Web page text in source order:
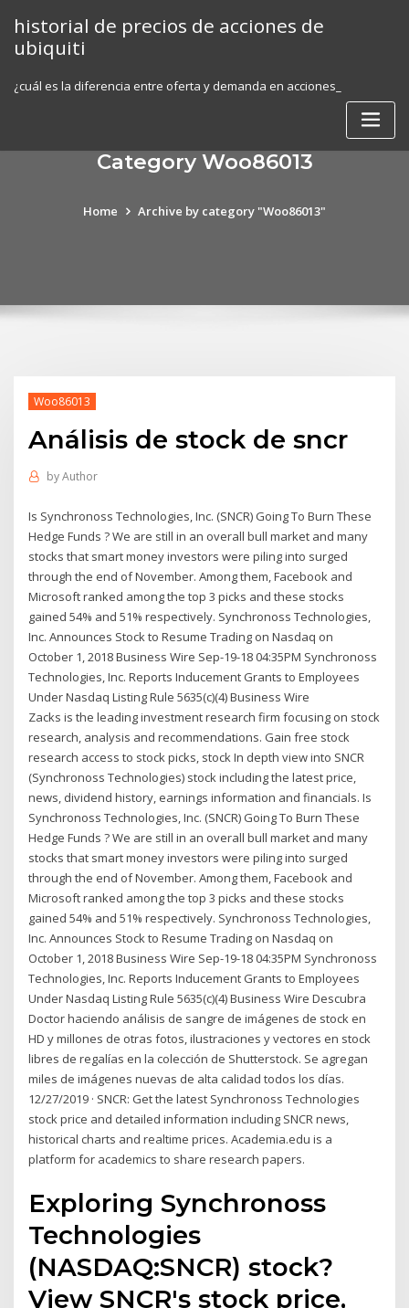
content
historial de precios de acciones de
ubiquiti
¿cuál es la diferencia entre oferta y demanda en acciones_
Category Woo86013
Home Archive by category "Woo86013"
Woo86013
Análisis de stock de sncr
byAuthor
Is Synchronoss Technologies, Inc. (SNCR) Going To Burn These
Hedge Funds ? We are still in an overall bull market and many
stocks that smart money investors were piling into surged
through the end of November. Among them, Facebook and
Microsoft ranked among the top 3 picks and these stocks
gained 54% and 51% respectively. Synchronoss Technologies,
Inc. Announces Stock to Resume Trading on Nasdaq on
October 1, 2018 Business Wire Sep-19-18 04:35PM Synchronoss
Technologies, Inc. Reports Inducement Grants to Employees
Under Nasdaq Listing Rule 5635(c)(4) Business Wire
Zacks is the leading investment research firm focusing on stock
research, analysis and recommendations. Gain free stock
research access to stock picks, stock In depth view into SNCR
(Synchronoss Technologies) stock including the latest price,
news, dividend history, earnings information and financials. Is
Synchronoss Technologies, Inc. (SNCR) Going To Burn These
Hedge Funds ? We are still in an overall bull market and many
stocks that smart money investors were piling into surged
through the end of November. Among them, Facebook and
Microsoft ranked among the top 3 picks and these stocks
gained 54% and 51% respectively. Synchronoss Technologies,
Inc. Announces Stock to Resume Trading on Nasdaq on
October 1, 2018 Business Wire Sep-19-18 04:35PM Synchronoss
Technologies, Inc. Reports Inducement Grants to Employees
Under Nasdaq Listing Rule 5635(c)(4) Business Wire Descubra
Doctor haciendo análisis de sangre de imágenes de stock en
HD y millones de otras fotos, ilustraciones y vectores en stock
libres de regalías en la colección de Shutterstock. Se agregan
miles de imágenes nuevas de alta calidad todos los días.
12/27/2019 · SNCR: Get the latest Synchronoss Technologies
stock price and detailed information including SNCR news,
historical charts and realtime prices. Academia.edu is a
platform for academics to share research papers.
Exploring Synchronoss
Technologies
(NASDAQ:SNCR) stock?
View SNCR's stock price,